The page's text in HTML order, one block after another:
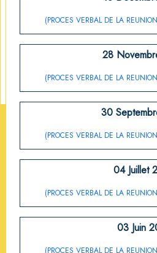
(PROCES VERBAL DE LA
28
(PROCES VERBAL DE LA
30
(PROCES VERBAL DE LA
04 Juillet
(PROCES VERBAL DE LA
03 Juin
(PROCES VERBAL DE LA